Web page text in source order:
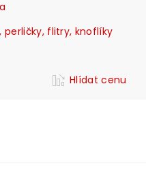
perličky, flitry, knoflíky
Hlídat cenu